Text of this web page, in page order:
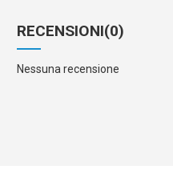
RECENSIONI(0)
Nessuna recensione